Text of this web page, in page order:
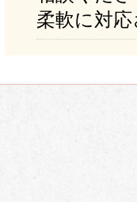
柔軟に対